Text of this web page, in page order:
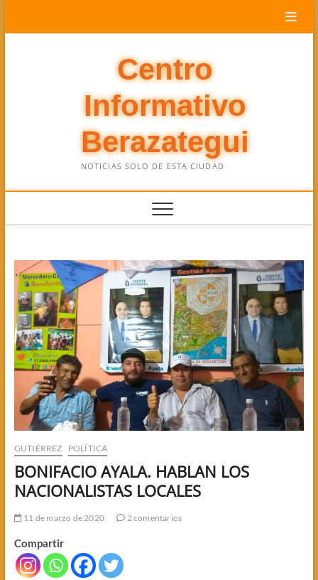
Centro
Informativo
Berazategui
NOTICIAS SOLO DE ESTA CIUDAD
GUTIÉRREZ POLÍTICA
BONIFACIO AYALA. HABLAN LOS
NACIONALISTAS LOCALES
11 de marzo de 2020 2 comentarios
Compartir